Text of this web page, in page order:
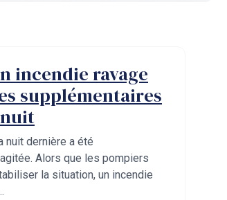
incendie ravage
supplémentaires
nuit dernière a été
Alors que les pompiers
la situation, un incendie